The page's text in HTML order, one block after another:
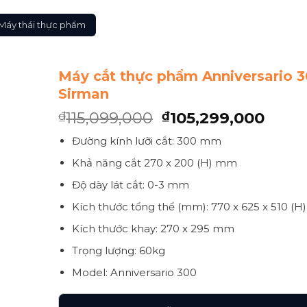
thái thực phẩm
Máy cắt thực phẩm Anniversario
Sirman
₫115,099,000 ₫105,299,000
Đường kính lưỡi cắt: 300 mm
Khả năng cắt 270 x 200 (H) mm
Độ dày lát cắt: 0-3 mm
Kích thước tổng thể (mm): 770 x 625 x 510 (H)
Kích thước khay: 270 x 295 mm
Trọng lượng: 60kg
Model: Anniversario 300